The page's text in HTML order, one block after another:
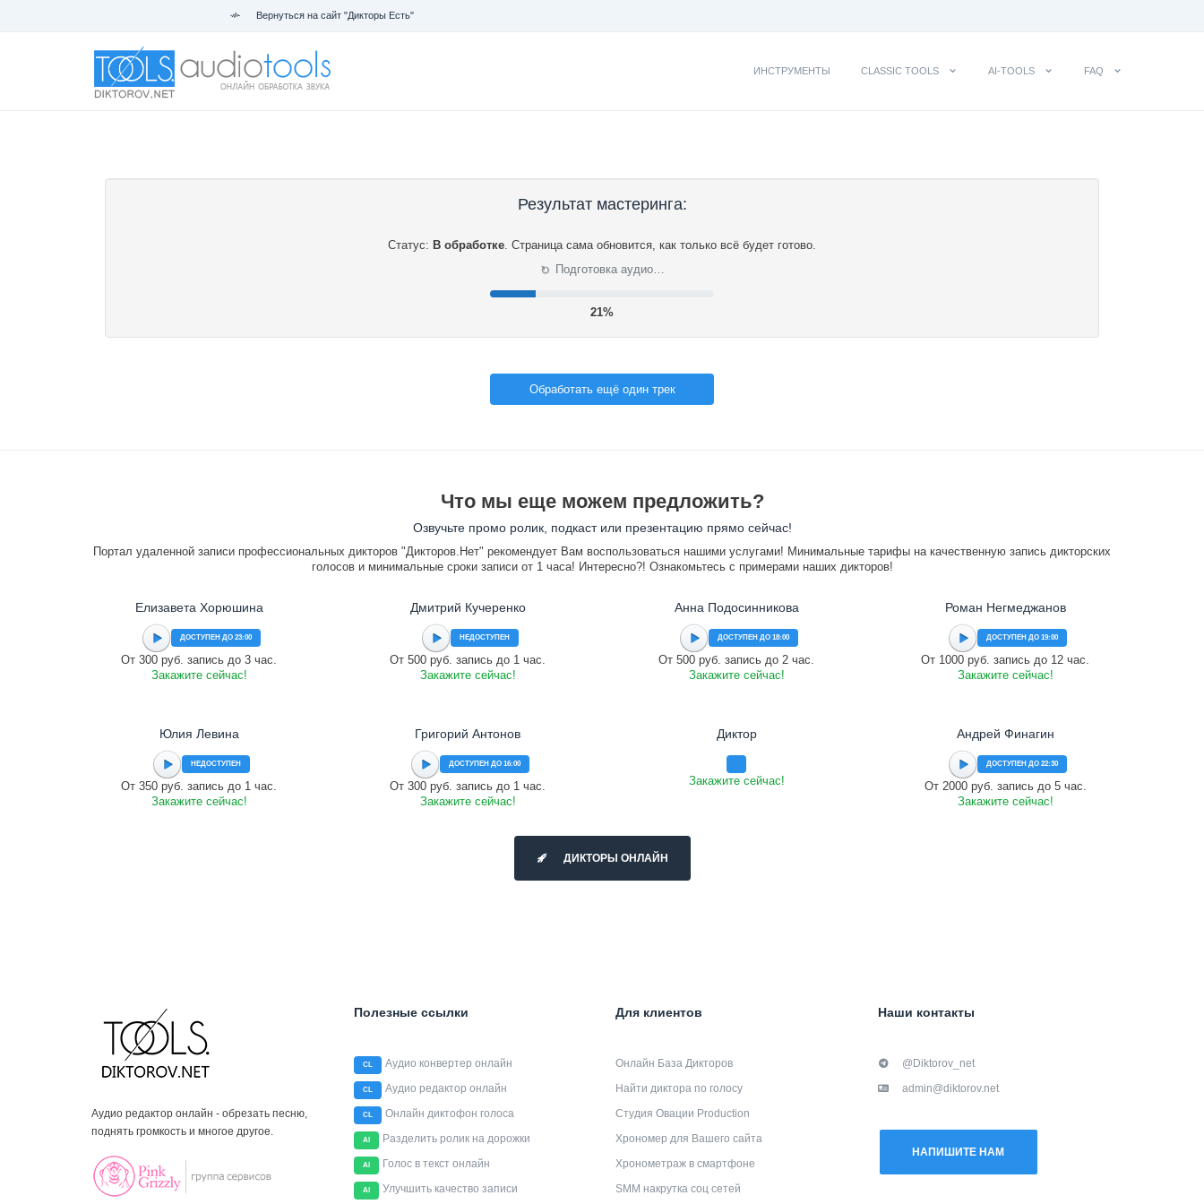
Вернуться на сайт "Дикторы Есть"
ИНСТРУМЕНТЫ CLASSIC TOOLS AI-TOOLS FAQ
Результат мастеринга:
Статус: В обработке. Страница сама обновится, как только всё будет готово.
⟳ Подготовка аудио…
21%
Обработать ещё один трек
Что мы еще можем предложить?
Озвучьте промо ролик, подкаст или презентацию прямо сейчас!
Портал удаленной записи профессиональных дикторов "Дикторов.Нет" рекомендует Вам воспользоваться нашими услугами! Минимальные тарифы на качественную запись дикторских
голосов и минимальные сроки записи от 1 часа! Интересно?! Ознакомьтесь с примерами наших дикторов!
Елизавета Хорюшина
ДОСТУПЕН ДО 23:00
От 300 руб. запись до 3 час.
Закажите сейчас!
Дмитрий Кучеренко
НЕДОСТУПЕН
От 500 руб. запись до 1 час.
Закажите сейчас!
Анна Подосинникова
ДОСТУПЕН ДО 18:00
От 500 руб. запись до 2 час.
Закажите сейчас!
Роман Негмеджанов
ДОСТУПЕН ДО 19:00
От 1000 руб. запись до 12 час.
Закажите сейчас!
Юлия Левина
НЕДОСТУПЕН
От 350 руб. запись до 1 час.
Закажите сейчас!
Григорий Антонов
ДОСТУПЕН ДО 16:00
От 300 руб. запись до 1 час.
Закажите сейчас!
Диктор
Закажите сейчас!
Андрей Финагин
ДОСТУПЕН ДО 22:30
От 2000 руб. запись до 5 час.
Закажите сейчас!
ДИКТОРЫ ОНЛАЙН
Аудио редактор онлайн - обрезать песню,
поднять громкость и многое другое.
Полезные ссылки
CL Аудио конвертер онлайн
CL Аудио редактор онлайн
CL Онлайн диктофон голоса
AI Разделить ролик на дорожки
AI Голос в текст онлайн
AI Улучшить качество записи
Для клиентов
Онлайн База Дикторов
Найти диктора по голосу
Студия Овации Production
Хрономер для Вашего сайта
Хронометраж в смартфоне
SMM накрутка соц сетей
Наши контакты
@Diktorov_net
admin@diktorov.net
НАПИШИТЕ НАМ